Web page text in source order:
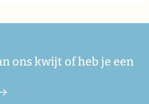
ons kwijt of heb je een